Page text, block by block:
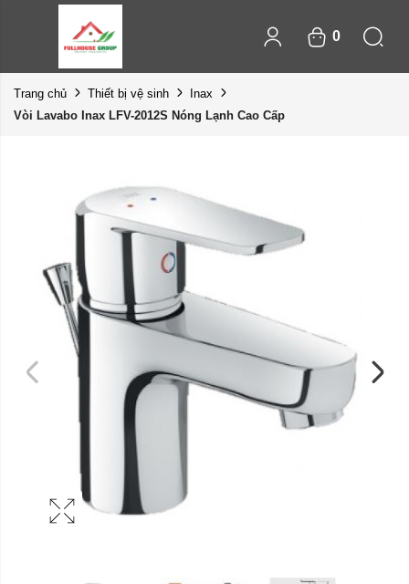
0
Trang chủ Thiết bị vệ sinh
Inax
Vòi Lavabo Inax LFV-2012S Nóng Lạnh Cao Cấp